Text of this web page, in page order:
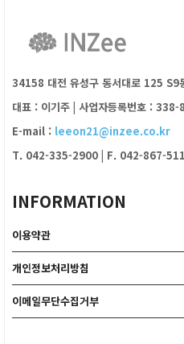
34158 대전 유성구 동서대로 125 S9
대표 : 이기주 | 사업자등록번호 :
E-mail : leeon21@inzee.co.kr
T. 042-335-2900 | F. 042-867-
INFORMATION
이용약관
개인정보처리방침
이메일무단수집거부